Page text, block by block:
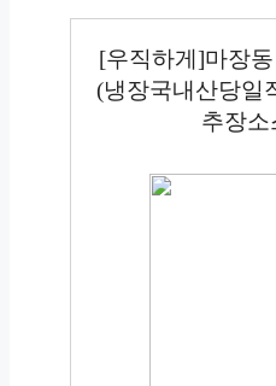
[우직하게]마장
(냉장국내산당일
추장소